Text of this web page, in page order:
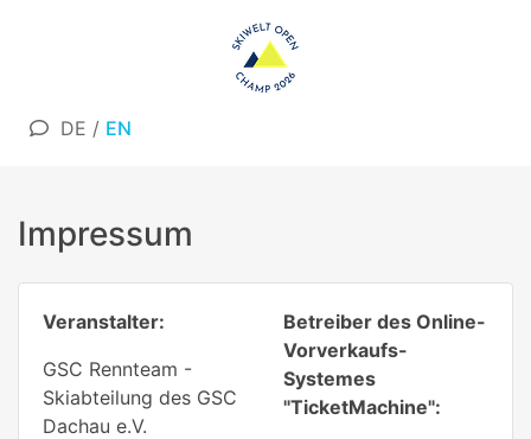
DE / EN
Impressum
Veranstalter:
GSC Rennteam -
Skiabteilung des GSC
Dachau e.V.
Betreiber des Online-
Vorverkaufs-
Systemes
"TicketMachine":